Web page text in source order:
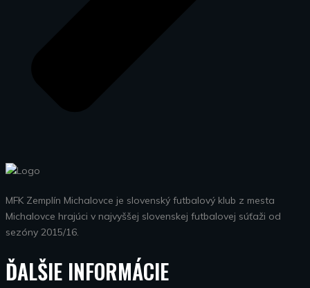
MFK Zemplín Michalovce je slovenský futbalový klub z mesta
Michalovce hrajúci v najvyššej slovenskej futbalovej súťaži od
sezóny 2015/16.
ĎALŠIE INFORMÁCIE